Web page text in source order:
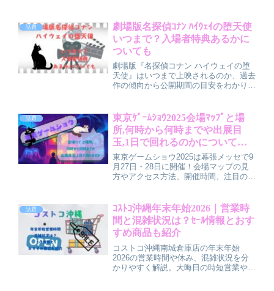
ツ、配送時期の目安、本当に安い商品を
見極めるチェックポイントまで、わかり
やすく解説しています。
話題
劇場版名探偵ｺﾅﾝ ﾊｲｳｪｲの堕天使
いつまで？入場者特典あるかに
ついても
劇場版『名探偵コナン ハイウェイの堕
天使』はいつまで上映されるのか、過去
作の傾向から公開期間の目安をわかりや
実に特典をもらうコツや、上映終了前に
見逃さないためのチェックポイントも紹
介しているので、これから映画を観に行
く予定の方の事前リサーチ用にもぴった
りな内容です。
話題
東京ｹﾞｰﾑｼｮｳ2025会場ﾏｯﾌﾟと場
所,何時から何時までや出展目
玉,1日で回れるのかについても
調査
東京ゲームショウ2025は幕張メッセで9
月27日・28日に開催！会場マップの見
方やアクセス方法、開催時間、注目の出
ます。事前準備で安心して楽しめるポイ
ントをまとめました。
話題
ｺｽﾄｺ沖縄年末年始2026｜営業時
間と混雑状況は？ｾｰﾙ情報とおす
すめ商品も紹介
コストコ沖縄南城倉庫店の年末年始
2026の営業時間や休み、混雑状況を分
かりやすく解説。大晦日の時短営業や元